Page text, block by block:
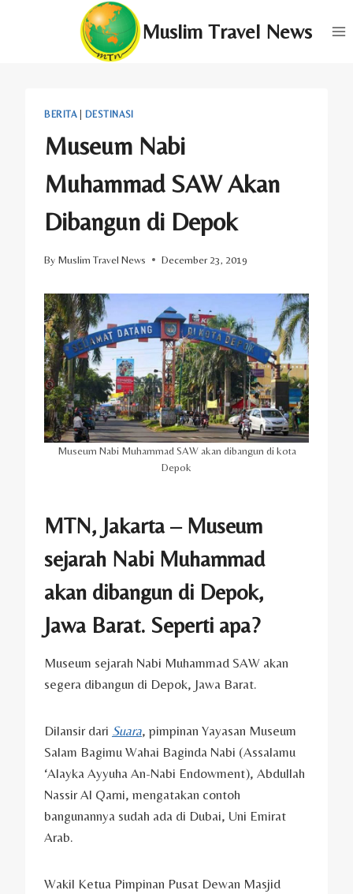
Muslim Travel News
BERITA| DESTINASI
Museum Nabi
Muhammad SAW Akan
Dibangun di Depok
By Muslim Travel News December 23, 2019
Museum Nabi Muhammad SAW akan dibangun di kota
Depok
MTN, Jakarta – Museum
sejarah Nabi Muhammad
akan dibangun di Depok,
Jawa Barat. Seperti apa?
Museum sejarah Nabi Muhammad SAW akan
segera dibangun di Depok, Jawa Barat.
Dilansir dari Suara, pimpinan Yayasan Museum
Salam Bagimu Wahai Baginda Nabi (Assalamu
‘Alayka Ayyuha An-Nabi Endowment), Abdullah
Nassir Al Qarni, mengatakan contoh
bangunannya sudah ada di Dubai, Uni Emirat
Arab.
Wakil Ketua Pimpinan Pusat Dewan Masjid